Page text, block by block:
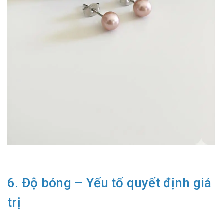
6. Độ bóng – Yếu tố quyết định giá
trị